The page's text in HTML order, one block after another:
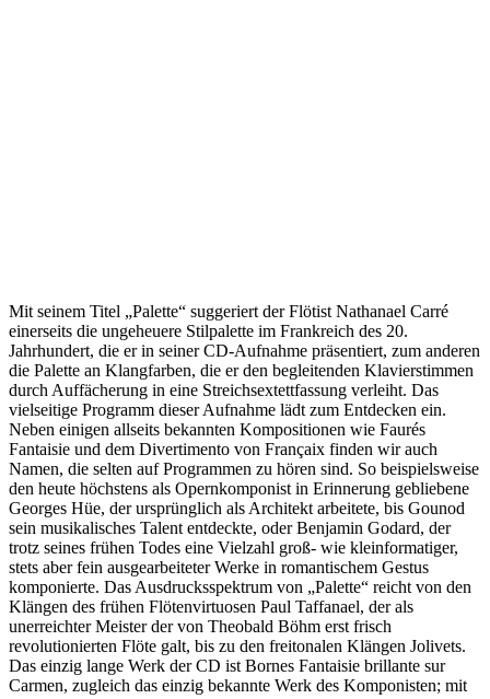
Mit seinem Titel „Palette“ suggeriert der Flötist Nathanael Carré
einerseits die ungeheuere Stilpalette im Frankreich des 20.
Jahrhundert, die er in seiner CD-Aufnahme präsentiert, zum anderen
die Palette an Klangfarben, die er den begleitenden Klavierstimmen
durch Auffächerung in eine Streichsextettfassung verleiht. Das
vielseitige Programm dieser Aufnahme lädt zum Entdecken ein.
Neben einigen allseits bekannten Kompositionen wie Faurés
Fantaisie und dem Divertimento von Françaix finden wir auch
Namen, die selten auf Programmen zu hören sind. So beispielsweise
den heute höchstens als Opernkomponist in Erinnerung gebliebene
Georges Hüe, der ursprünglich als Architekt arbeitete, bis Gounod
sein musikalisches Talent entdeckte, oder Benjamin Godard, der
trotz seines frühen Todes eine Vielzahl groß- wie kleinformatiger,
stets aber fein ausgearbeiteter Werke in romantischem Gestus
komponierte. Das Ausdrucksspektrum von „Palette“ reicht von den
Klängen des frühen Flötenvirtuosen Paul Taffanael, der als
unerreichter Meister der von Theobald Böhm erst frisch
revolutionierten Flöte galt, bis zu den freitonalen Klängen Jolivets.
Das einzig lange Werk der CD ist Bornes Fantaisie brillante sur
Carmen, zugleich das einzig bekannte Werk des Komponisten; mit